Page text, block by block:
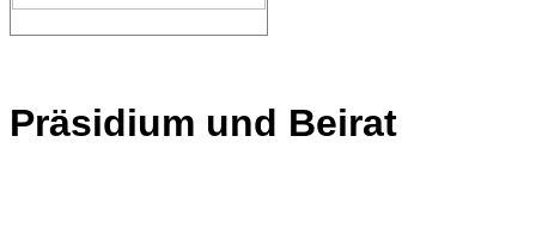
Präsidium und Beirat